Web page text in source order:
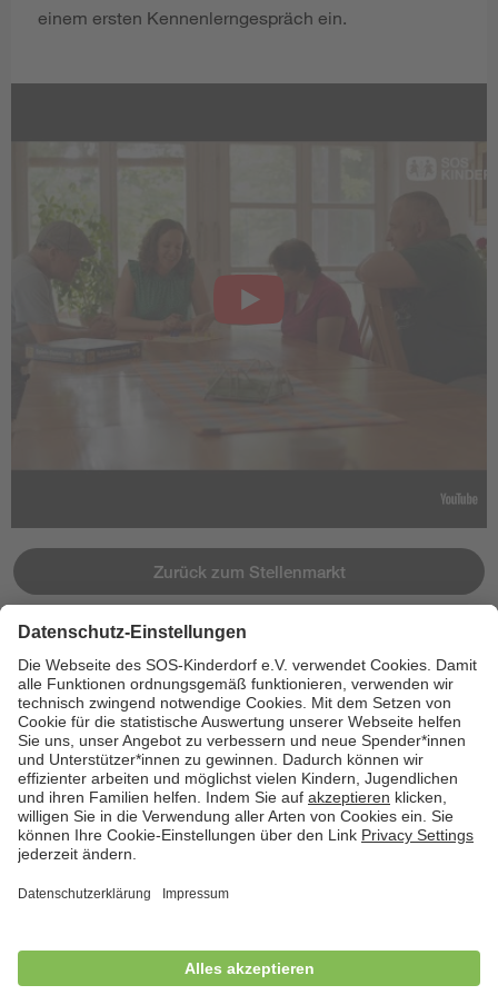
einem ersten Kennenlerngespräch ein.
Zurück zum Stellenmarkt
Jetzt bewerben